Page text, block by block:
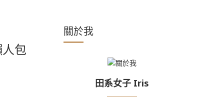
包
關於我
田系女子 Iris